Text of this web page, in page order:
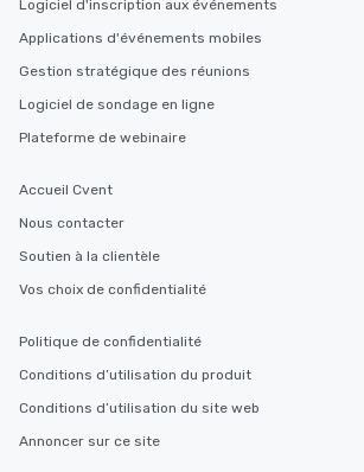
Logiciel d'inscription aux événements
Applications d'événements mobiles
Gestion stratégique des réunions
Logiciel de sondage en ligne
Plateforme de webinaire
Accueil Cvent
Nous contacter
Soutien à la clientèle
Vos choix de confidentialité
Politique de confidentialité
Conditions d’utilisation du produit
Conditions d’utilisation du site web
Annoncer sur ce site